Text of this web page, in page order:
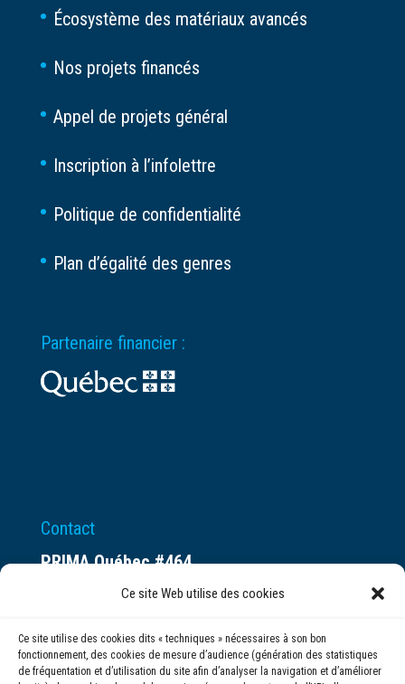
Ce site Web utilise des cookies
Ce site utilise des cookies dits « techniques » nécessaires à son bon
fonctionnement, des cookies de mesure d’audience (génération des statistiques
de fréquentation et d’utilisation du site afin d’analyser la navigation et d’améliorer
Écosystème des matériaux avancés
Nos projets financés
Appel de projets général
Inscription à l’infolettre
Politique de confidentialité
Plan d’égalité des genres
Partenaire financier :
Contact
PRIMA Québec #464
Espace ax.c
Montréal (QC) H3C 0B4